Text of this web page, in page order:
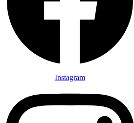
Instagram